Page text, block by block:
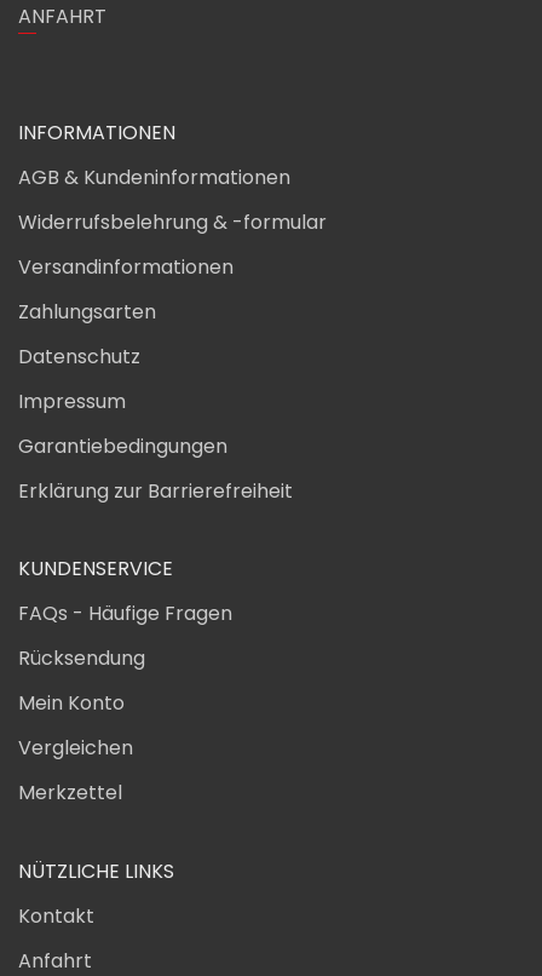
ANFAHRT
INFORMATIONEN
AGB & Kundeninformationen
Widerrufsbelehrung & -formular
Versandinformationen
Zahlungsarten
Datenschutz
Impressum
Garantiebedingungen
Erklärung zur Barrierefreiheit
KUNDENSERVICE
FAQs - Häufige Fragen
Rücksendung
Mein Konto
Vergleichen
Merkzettel
NÜTZLICHE LINKS
Kontakt
Anfahrt